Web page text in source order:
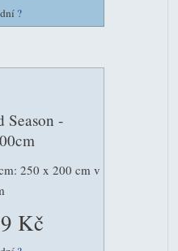
?
Season -
250 x 200 cm v
Kč